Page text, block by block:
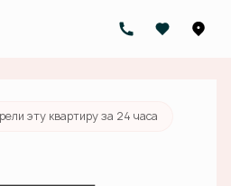
16 521 000 руб.
эту квартиру за 24 часа